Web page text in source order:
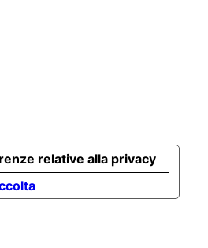
relative alla privacy